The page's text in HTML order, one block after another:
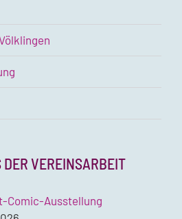
VEREINSARBEIT
Comic-Ausstellung